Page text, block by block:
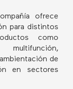
ofrece
para distintos
como
de
en sectores